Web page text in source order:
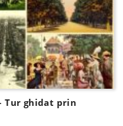
Tur ghidat prin